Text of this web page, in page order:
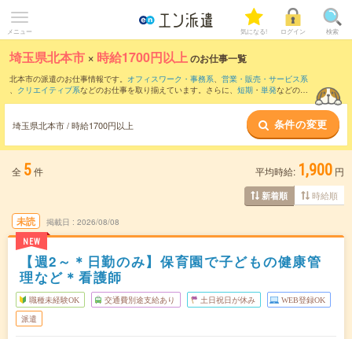
メニュー 気になる! ログイン 検索
埼玉県北本市 × 時給1700円以上のお仕事一覧
北本市の派遣のお仕事情報です。 オフィスワーク・事務系、 営業・販売・サービス系
、 クリエイティブ系などのお仕事を取り揃えています。さらに、 短期 ・ 単発などの期
埼玉県北本市 / 時給1700円以上 条件の変更
全 5件 平均時給: 1,900 円
新着順 時給順
未読
NEW
掲載日 2026/08/08
【週2～＊日勤のみ】保育園で子どもの健康管
理など＊看護師
職種未経験OK 交通費別途支給あり 土日祝日が休み WEB登録OK
派遣